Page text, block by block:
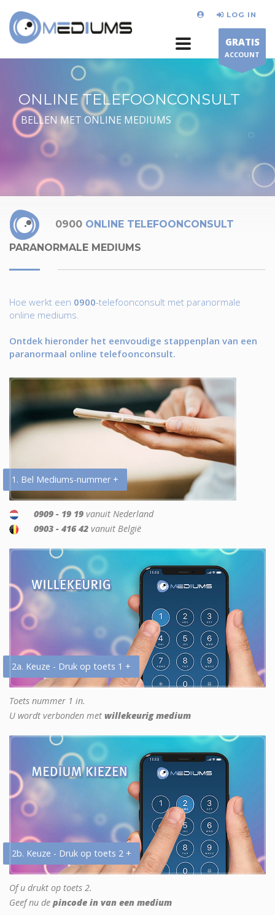
LOG IN
GRATIS
ACCOUNT
ONLINE TELEFOONCONSULT
BELLEN MET ONLINE MEDIUMS
0900 ONLINE TELEFOONCONSULT
PARANORMALE MEDIUMS
Hoe werkt een 0900-telefoonconsult met paranormale
online mediums.
Ontdek hieronder het eenvoudige stappenplan van een
paranormaal online telefoonconsult.
1. Bel Mediums-nummer +
0909 - 19 19 vanuit Nederland
0903 - 416 42 vanuit België
2a. Keuze - Druk op toets 1 +
Toets nummer 1 in.
U wordt verbonden met willekeurig medium
2b. Keuze - Druk op toets 2 +
Of u drukt op toets 2.
Geef nu de pincode in van een medium